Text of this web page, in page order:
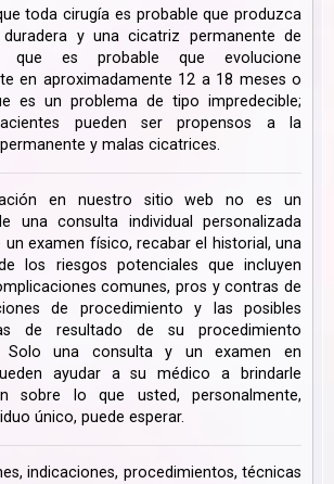
toda cirugía es probable que produzca
duradera y una cicatriz permanente de
que es probable que evolucione
en aproximadamente 12 a 18 meses o
es un problema de tipo impredecible;
pueden ser propensos a la
y malas cicatrices.
en nuestro sitio web no es un
una consulta individual personalizada
un examen físico, recabar el historial, una
los riesgos potenciales que incluyen
comunes, pros y contras de
de procedimiento y las posibles
de resultado de su procedimiento
Solo una consulta y un examen en
ayudar a su médico a brindarle
sobre lo que usted, personalmente,
único, puede esperar.
indicaciones, procedimientos, técnicas